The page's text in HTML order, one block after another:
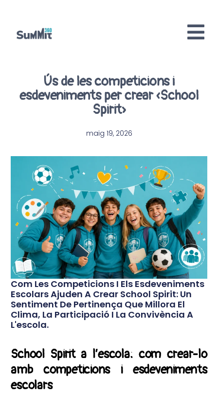
Ús de les competicions i
esdeveniments per crear «School
Spirit»
maig 19, 2026
Com Les Competicions I Els Esdeveniments
Escolars Ajuden A Crear School Spirit: Un
Sentiment De Pertinença Que Millora El
Clima, La Participació I La Convivència A
L'escola.
School Spirit a l’escola: com crear-lo
amb competicions i esdeveniments
escolars